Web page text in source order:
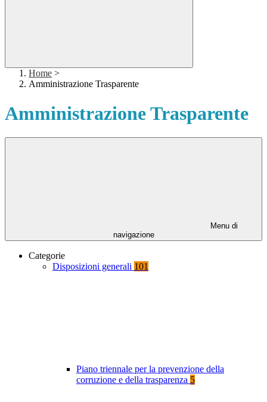
Home >
Amministrazione Trasparente
Amministrazione Trasparente
Menu di
navigazione
Categorie
Disposizioni generali 101
Piano triennale per la prevenzione della
corruzione e della trasparenza 5